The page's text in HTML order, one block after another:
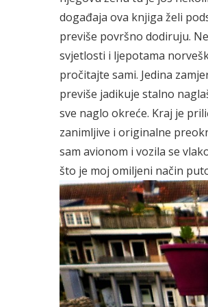
događaja ova knjiga želi
previše površno dodiruju.
svjetlosti i ljepotama
pročitajte sami. Jedina
previše jadikuje stalno
sve naglo okreće. Kraj je
zanimljive i originalne
sam avionom i vozila se
što je moj omiljeni način